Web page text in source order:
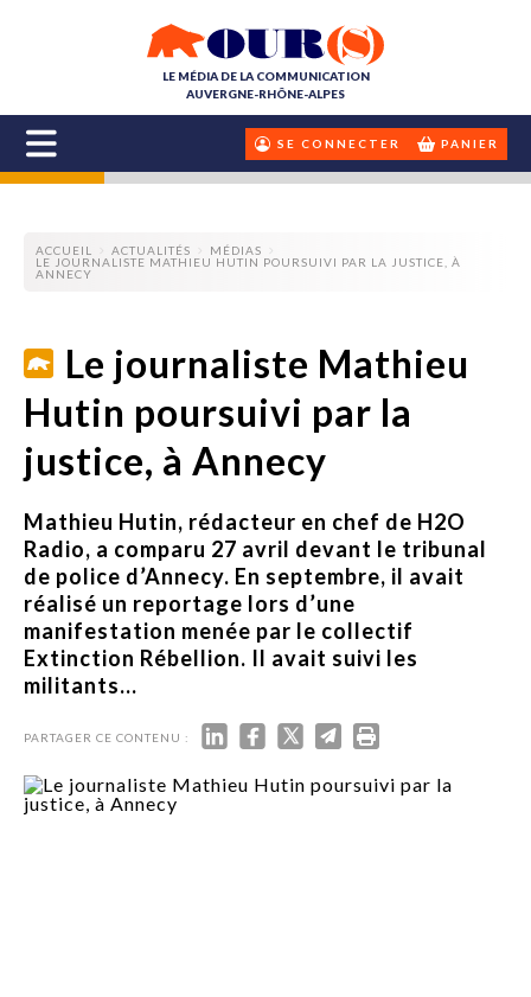
LE MÉDIA DE LA COMMUNICATION
AUVERGNE-RHÔNE-ALPES
SE CONNECTER PANIER
ACCUEIL ACTUALITÉS
MÉDIAS
LE JOURNALISTE MATHIEU HUTIN POURSUIVI PAR LA JUSTICE, À
ANNECY
Le journaliste Mathieu
Hutin poursuivi par la
justice, à Annecy
Mathieu Hutin, rédacteur en chef de H2O
Radio, a comparu 27 avril devant le tribunal
de police d’Annecy. En septembre, il avait
réalisé un reportage lors d’une
manifestation menée par le collectif
Extinction Rébellion. Il avait suivi les
militants...
PARTAGER CE CONTENU :